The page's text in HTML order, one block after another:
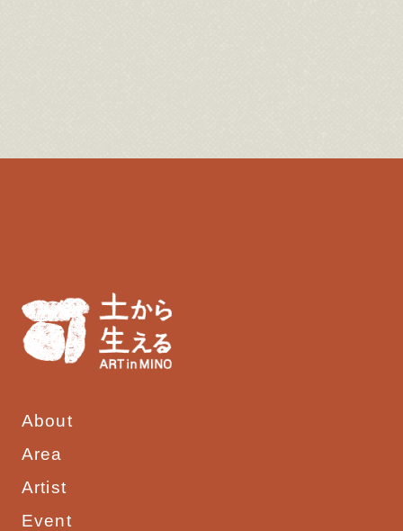
About
Area
Artist
Event